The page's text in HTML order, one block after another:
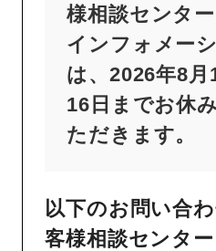
様相談センタ
インフォメー
は、2026年8月
16日までお休
ただきます。
以下のお問い合
客様相談センタ